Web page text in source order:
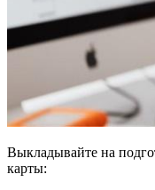
Выкладывайте на
карты: